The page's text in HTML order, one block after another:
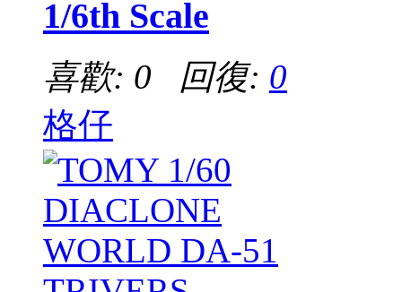
1/6th Scale
喜歡: 0 回復: 0
格仔